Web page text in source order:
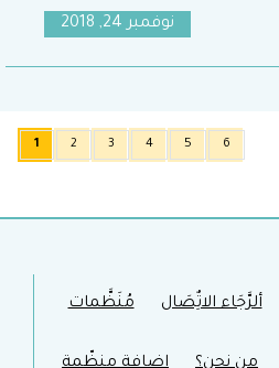
نوفمبر 24, 2018
1 2 3 4 5 6
ألرَّجَاء الاتٌِصَال مُنَظَّمات
من نحن؟ اضافة منظّمة